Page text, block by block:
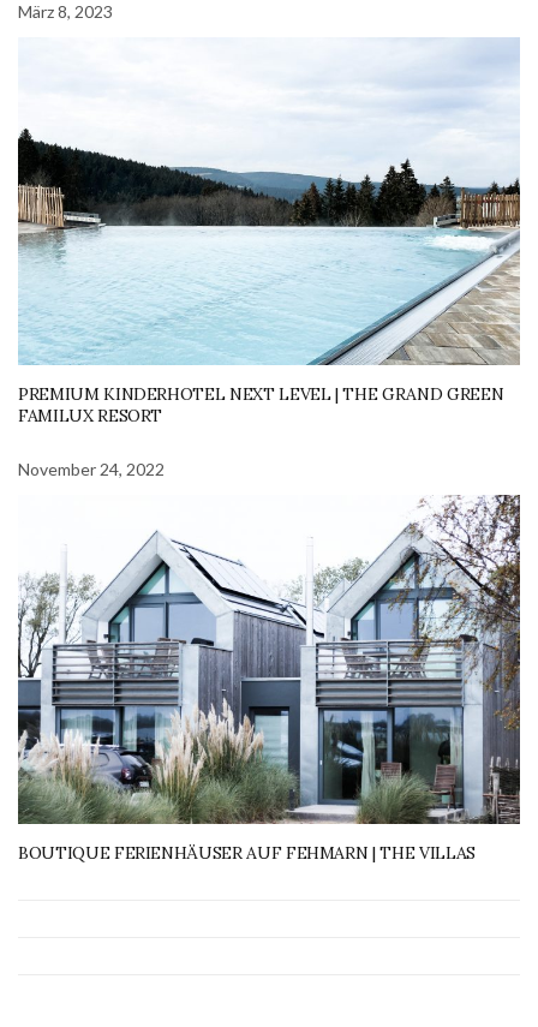
März 8, 2023
PREMIUM KINDERHOTEL NEXT LEVEL | THE GRAND GREEN
FAMILUX RESORT
November 24, 2022
BOUTIQUE FERIENHÄUSER AUF FEHMARN | THE VILLAS